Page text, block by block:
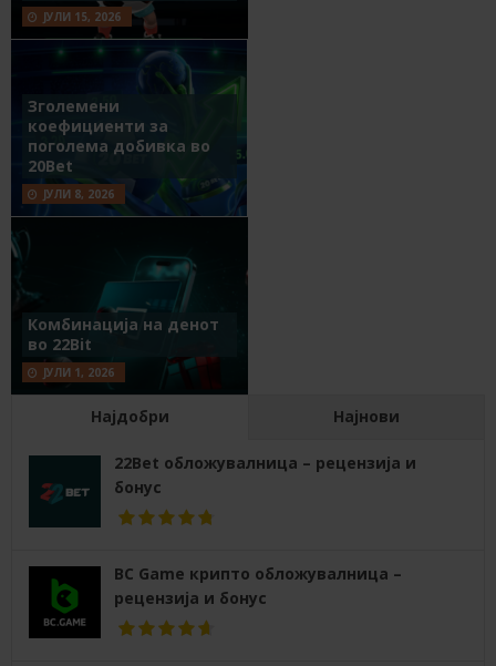
ЈУЛИ 15, 2026
Зголемени
коефициенти за
поголема добивка во
20Bet
ЈУЛИ 8, 2026
Комбинација на денот
во 22Bit
ЈУЛИ 1, 2026
Најдобри Најнови
22Bet обложувалница – рецензија и
бонус
BC Game крипто обложувалница –
рецензија и бонус